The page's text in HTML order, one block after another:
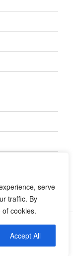
serve
traffic. By
cookies.
Accept All